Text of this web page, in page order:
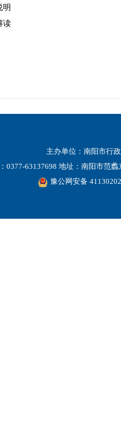
明
读
主办单位：南阳市行
0377-63137698 地址：南阳市范
豫公网安备